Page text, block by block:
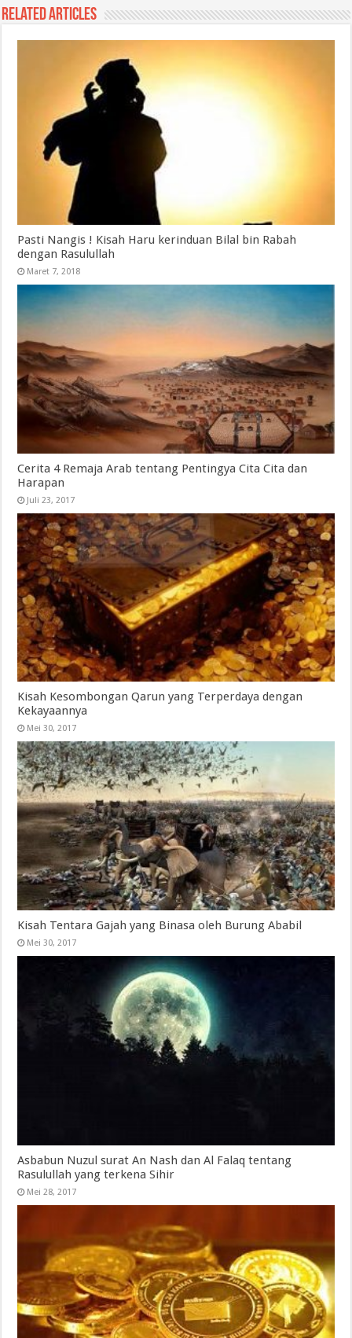
Related Articles
Pasti Nangis ! Kisah Haru kerinduan Bilal bin Rabah
dengan Rasulullah
Maret 7, 2018
Cerita 4 Remaja Arab tentang Pentingya Cita Cita dan
Harapan
Juli 23, 2017
Kisah Kesombongan Qarun yang Terperdaya dengan
Kekayaannya
Mei 30, 2017
Kisah Tentara Gajah yang Binasa oleh Burung Ababil
Mei 30, 2017
Asbabun Nuzul surat An Nash dan Al Falaq tentang
Rasulullah yang terkena Sihir
Mei 28, 2017